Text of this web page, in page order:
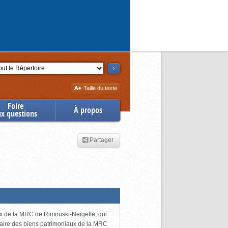
Augmenter
la
Taille du texte
Foire
questions À propos
Partager
de la MRC de Rimouski-Neigette, qui
des biens patrimoniaux de la MRC